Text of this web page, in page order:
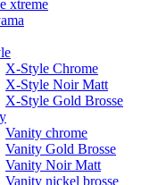
xtreme
X-Style Chrome
X-Style Noir Matt
X-Style Gold Brosse
Vanity chrome
Vanity Gold Brosse
Vanity Noir Matt
Vanity nickel brosse